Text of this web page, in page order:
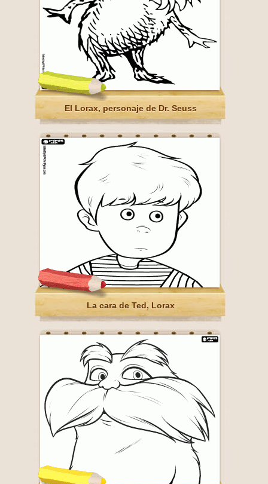
El Lorax, personaje de Dr. Seuss
La cara de Ted, Lorax